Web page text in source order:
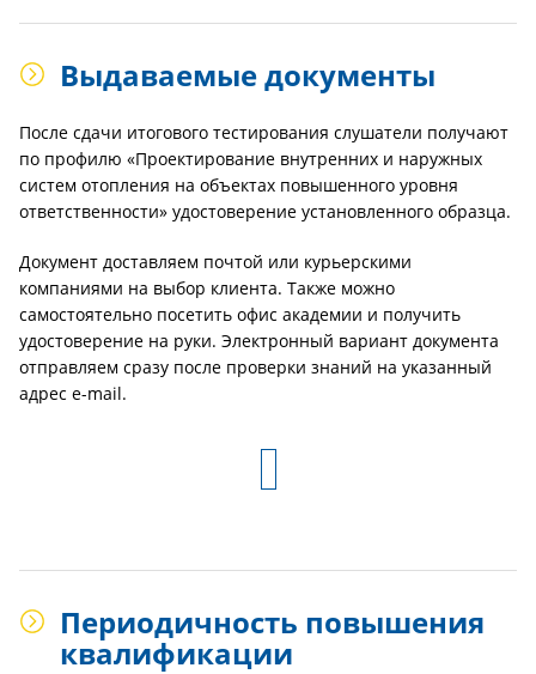
Выдаваемые документы
После сдачи итогового тестирования слушатели получают
по профилю «Проектирование внутренних и наружных
систем отопления на объектах повышенного уровня
ответственности» удостоверение установленного образца.
Документ доставляем почтой или курьерскими
компаниями на выбор клиента. Также можно
самостоятельно посетить офис академии и получить
удостоверение на руки. Электронный вариант документа
отправляем сразу после проверки знаний на указанный
адрес e-mail.
Периодичность повышения
квалификации